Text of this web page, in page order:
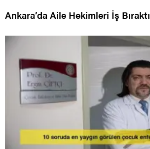
Ankara’da Aile Hekimleri İş Bıraktı